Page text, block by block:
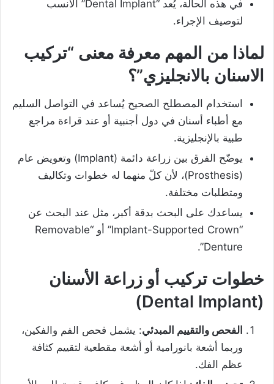
في هذه الحالة، يُعد “Dental Implant” الأنسب
لتوصيف الإجراء.
لماذا من المهم معرفة معنى “تركيب
الاسنان بالانجليزي”؟
استخدام المصطلح الصحيح يُساعد في التواصل السليم
مع أطباء أسنان في دول أجنبية أو عند قراءة مراجع
طبية بالإنجليزية.
يوضّح الفرق بين زراعة دائمة (implant) وتعويض عام
(prosthesis)، لأن كلّ منهما له خطوات وتكاليف
ومتطلبات مختلفة.
يساعدك على البحث بدقة أكبر، مثل عند البحث عن
“implant-Supported Crown” أو “removable
Denture”.
خطوات تركيب أو زراعة الأسنان
(Dental Implant)
الفحص والتقييم المبدئي: يشمل فحص الفم والفكين،
وربما أشعة بانورامية أو أشعة مقطعية لتقييم كثافة
عظم الفك.